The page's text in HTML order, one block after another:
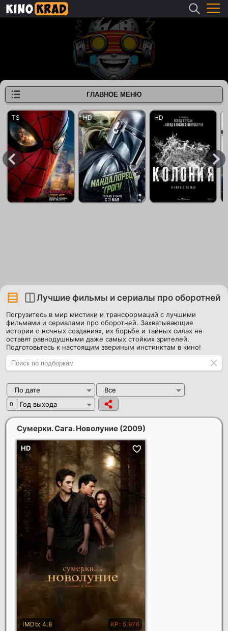
Лучшие фильмы и сериалы про оборотней
Погрузитесь в мир мистики и трансформаций с лучшими
фильмами и сериалами про оборотней. Захватывающие
истории о ночных созданиях, их борьбе и тайных силах не
оставят равнодушными даже самых стойких зрителей.
Подготовьтесь к настоящим звериным инстинктам в кино!
По дате Все
0 Год выхода
Сумерки. Сага. Новолуние (2009)
ГЛАВНОЕ МЕНЮ